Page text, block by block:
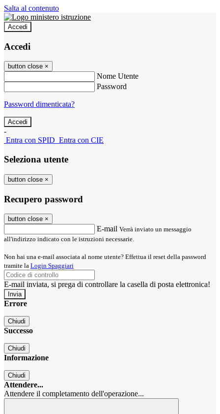
Salta al contenuto
Accedi
Accedi
button close ×
Nome Utente
Password
Password dimenticata?
-
Entra con SPID Entra con CIE
Seleziona utente
button close ×
Recupero password
button close ×
E-mail Verrà inviato un messaggio
all'indirizzo indicato con le istruzioni necessarie.
Non hai una e-mail associata al nome utente? Effettua il reset della password
tramite la Login Spaggiari
E-mail inviata, si prega di controllare la casella di posta elettronica!
Errore
Chiudi
Successo
Chiudi
Informazione
Chiudi
Attendere...
Attendere il completamento dell'operazione...